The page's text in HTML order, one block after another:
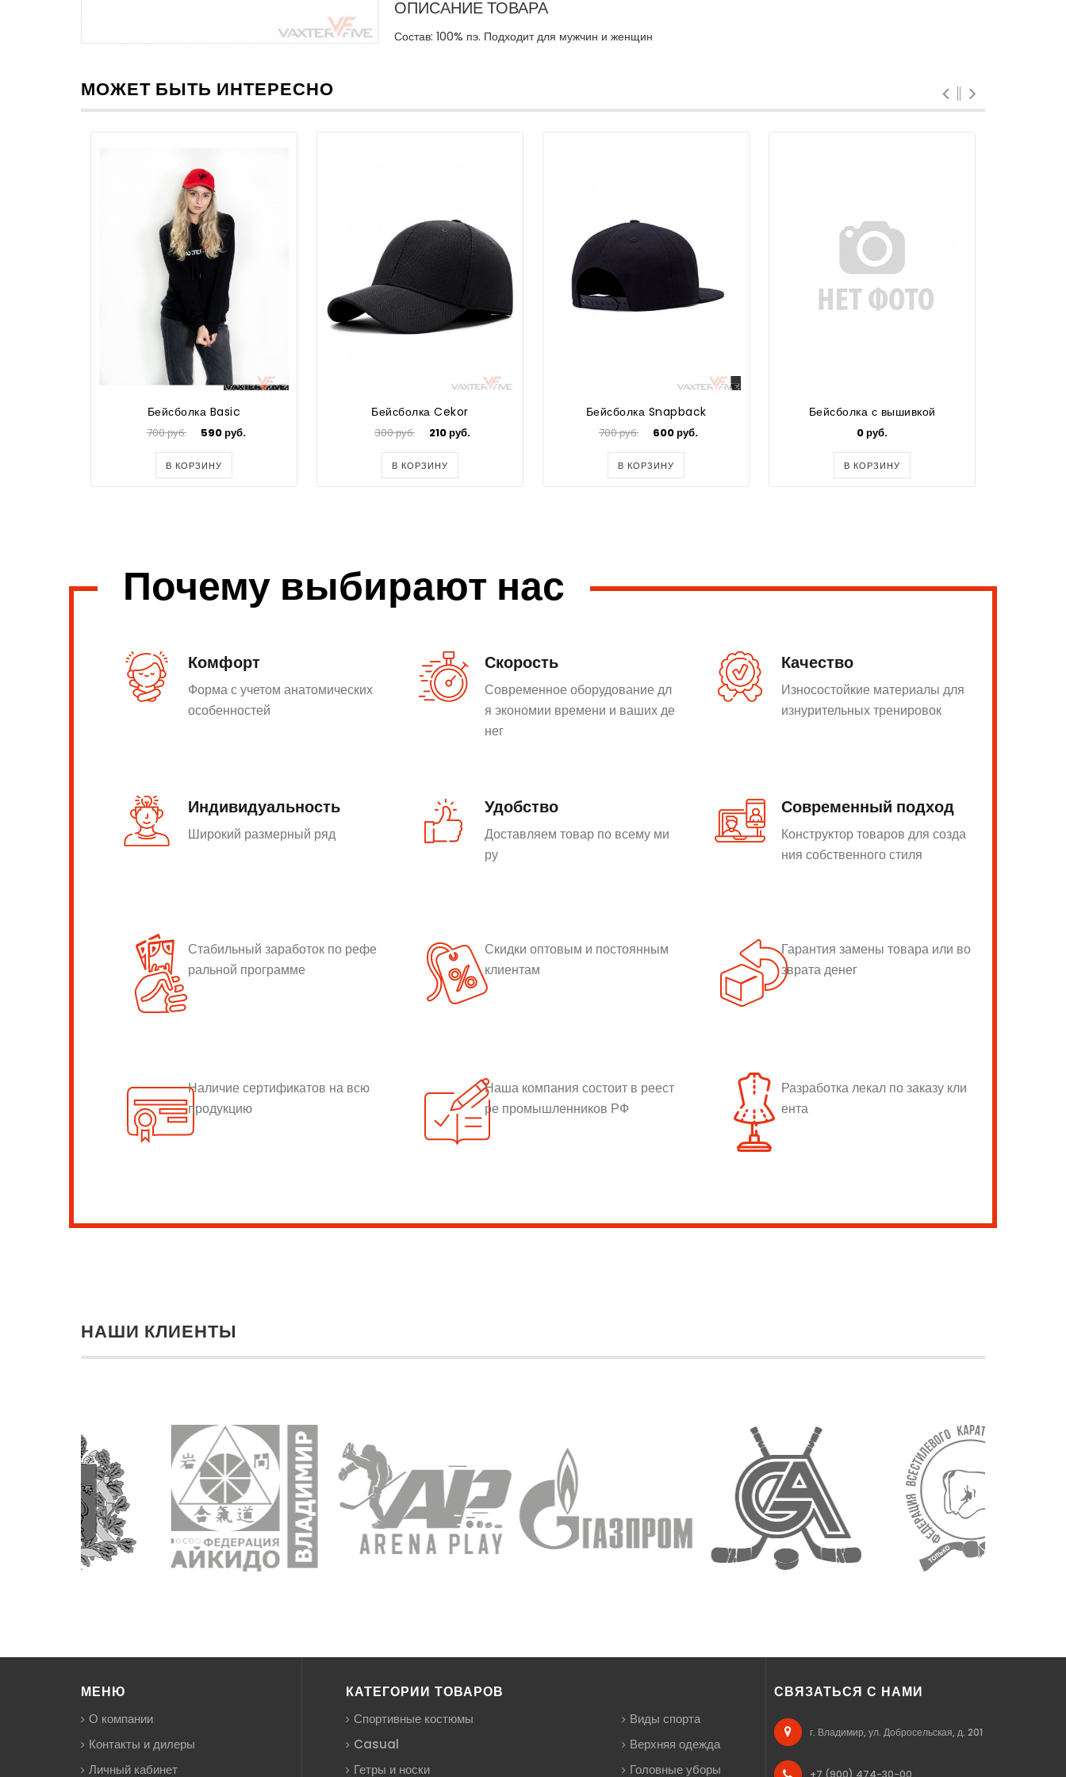
ОПИСАНИЕ ТОВАРА
Состав: 100% пэ. Подходит для мужчин и женщин
МОЖЕТ БЫТЬ ИНТЕРЕСНО
Бейсболка Basic
700 руб. 590 руб.
В КОРЗИНУ
Бейсболка Cekor
300 руб. 210 руб.
В КОРЗИНУ
Бейсболка Snapback
700 руб. 600 руб.
В КОРЗИНУ
Бейсболка с вышивкой
0 руб.
В КОРЗИНУ
Почему выбирают нас
Комфорт
Форма с учетом анатомических
особенностей
Скорость
Современное оборудование дл
я экономии времени и ваших де
нег
Качество
Износостойкие материалы для
изнурительных тренировок
Индивидуальность
Широкий размерный ряд
Удобство
Доставляем товар по всему ми
ру
Современный подход
Конструктор товаров для созда
ния собственного стиля
Стабильный заработок по рефе
ральной программе
Скидки оптовым и постоянным
клиентам
Гарантия замены товара или во
зврата денег
Наличие сертификатов на всю
продукцию
Наша компания состоит в реест
ре промышленников РФ
Разработка лекал по заказу кли
ента
НАШИ КЛИЕНТЫ
МЕНЮ
О компании
Контакты и дилеры
Личный кабинет
КАТЕГОРИИ ТОВАРОВ
Спортивные костюмы
Casual
Гетры и носки
Виды спорта
Верхняя одежда
Головные уборы
СВЯЗАТЬСЯ С НАМИ
г. Владимир, ул. Добросельская, д. 201
+7 (900) 474-30-00